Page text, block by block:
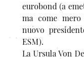
eurobond (a
ma come
nuovo
ESM).
La Ursula Von